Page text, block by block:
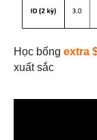
Học bổng extra
xuất sắc